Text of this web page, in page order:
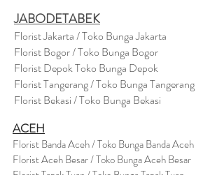
JABODETABEK
Florist Jakarta / Toko Bunga Jakarta
Florist Bogor / Toko Bunga Bogor
Florist Depok Toko Bunga Depok
Florist Tangerang / Toko Bunga Tangerang
Florist Bekasi / Toko Bunga Bekasi
ACEH
Florist Banda Aceh / Toko Bunga Banda Aceh
Florist Aceh Besar / Toko Bunga Aceh Besar